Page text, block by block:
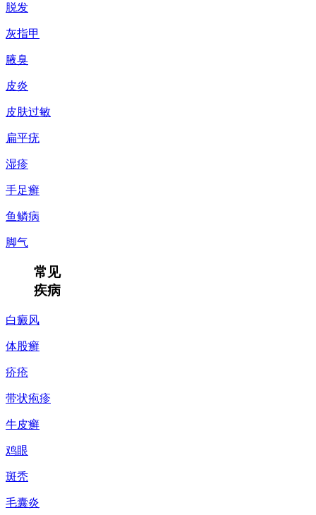
脱发
灰指甲
腋臭
皮炎
皮肤过敏
扁平疣
湿疹
手足癣
鱼鳞病
脚气
常见
疾病
白癜风
体股癣
疥疮
带状疱疹
牛皮癣
鸡眼
斑秃
毛囊炎